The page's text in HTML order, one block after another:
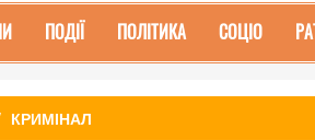
ПОДІЇ ПОЛІТИКА СОЦІО
КРИМІНАЛ